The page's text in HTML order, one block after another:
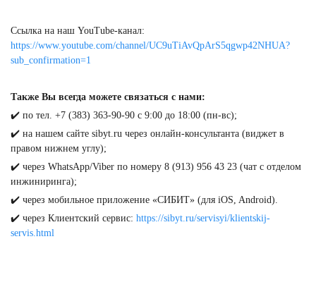
Ссылка на наш YouTube-канал:
https://www.youtube.com/channel/UC9uTiAvQpArS5qgwp42NHUA?
sub_confirmation=1
Также Вы всегда можете связаться с нами:
✔️ по тел. +7 (383) 363-90-90 с 9:00 до 18:00 (пн-вс);
✔️ на нашем сайте sibyt.ru через онлайн-консультанта (виджет в
правом нижнем углу);
✔️ через WhatsApp/Viber по номеру 8 (913) 956 43 23 (чат с отделом
инжиниринга);
✔️ через мобильное приложение «СИБИТ» (для iOS, Android).
✔️ через Клиентский сервис: https://sibyt.ru/servisyi/klientskij-
servis.html